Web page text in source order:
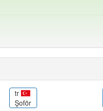
Wörter mit
tr
Şoför